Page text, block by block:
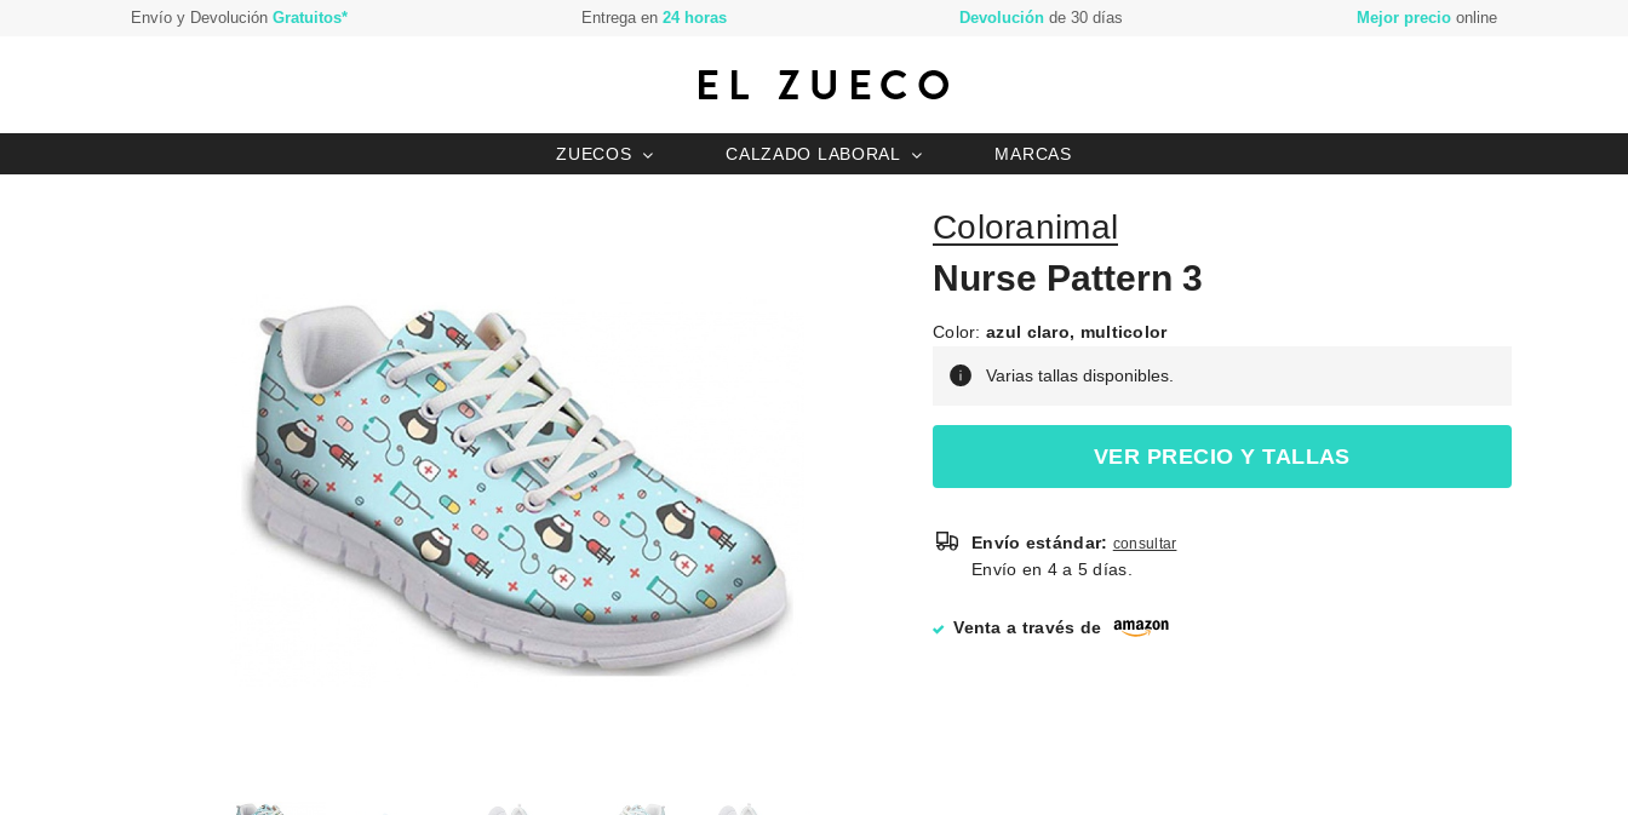
Envío y Devolución Gratuitos* Entrega en 24 horas Devolución de 30 días Mejor precioonline
ZUECOS CALZADO LABORAL MARCAS
Coloranimal
Nurse Pattern 3
Color:azul claro, multicolor
Varias tallas disponibles.
VER PRECIO Y TALLAS
Envío estándar: consultar
Envío en 4 a 5 días.
Venta a través de